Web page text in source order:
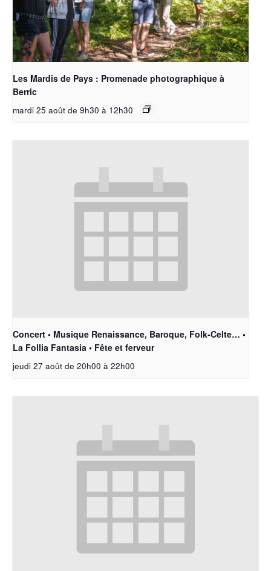
Les Mardis de Pays : Promenade photographique à
Berric
mardi 25 août de 9h30 à 12h30
Concert • Musique Renaissance, Baroque, Folk-Celte… •
La Follia Fantasia • Fête et ferveur
jeudi 27 août de 20h00 à 22h00